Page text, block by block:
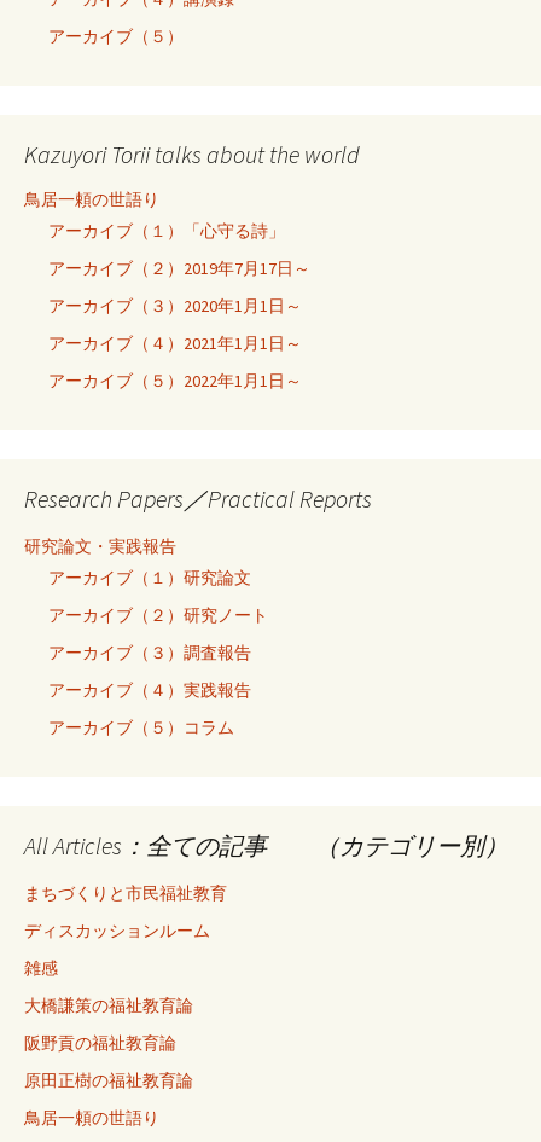
アーカイブ（５）
Kazuyori Torii talks about the world
鳥居一頼の世語り
アーカイブ（１）「心守る詩」
アーカイブ（２）2019年7月17日～
アーカイブ（３）2020年1月1日～
アーカイブ（４）2021年1月1日～
アーカイブ（５）2022年1月1日～
Research Papers／Practical Reports
研究論文・実践報告
アーカイブ（１）研究論文
アーカイブ（２）研究ノート
アーカイブ（３）調査報告
アーカイブ（４）実践報告
アーカイブ（５）コラム
All Articles：全ての記事 （カテゴリー別）
まちづくりと市民福祉教育
ディスカッションルーム
雑感
大橋謙策の福祉教育論
阪野貢の福祉教育論
原田正樹の福祉教育論
鳥居一頼の世語り